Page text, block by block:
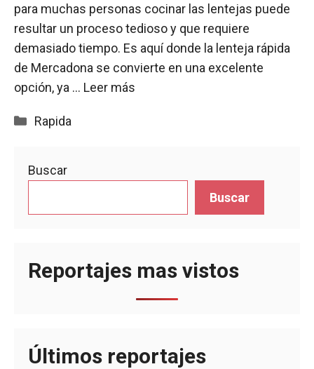
para muchas personas cocinar las lentejas puede
resultar un proceso tedioso y que requiere
demasiado tiempo. Es aquí donde la lenteja rápida
de Mercadona se convierte en una excelente
opción, ya … Leer más
Categorías
Rapida
Buscar
Buscar
Reportajes mas vistos
Últimos reportajes